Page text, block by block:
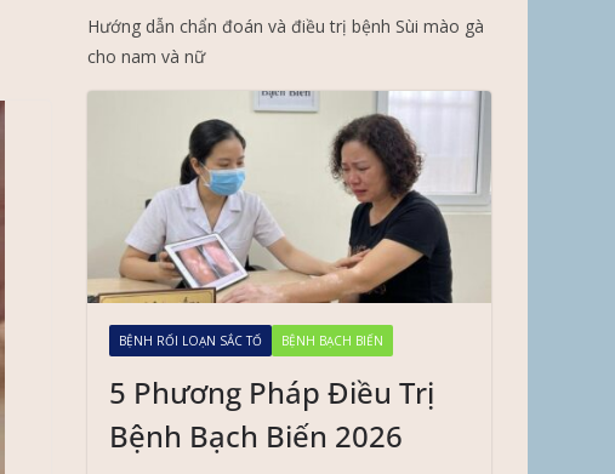
Hướng dẫn chẩn đoán và điều trị bệnh Sùi mào gà
cho nam và nữ
BỆNH RỐI LOẠN SẮC TỐ BỆNH BẠCH BIẾN
5 Phương Pháp Điều Trị
Bệnh Bạch Biến 2026